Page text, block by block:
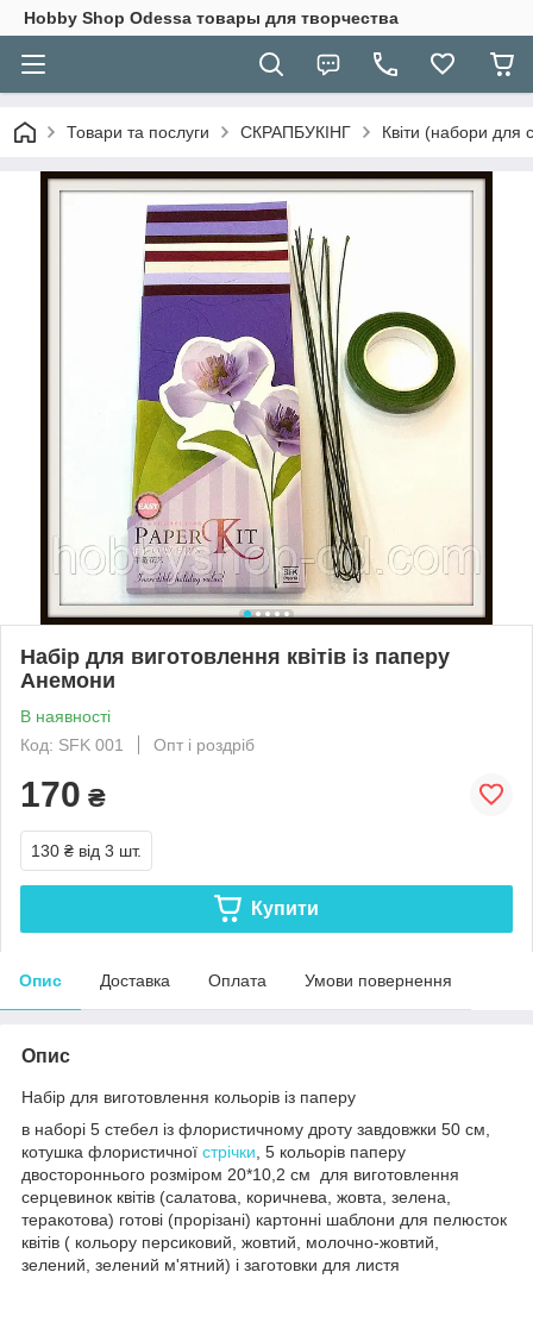
Hobbу Shop Odessa товары для творчества
Товари та послуги СКРАПБУКІНГ Квіти (набори для
Набір для виготовлення квітів із паперу
Анемони
В наявності
Код: SFK 001
Опт і роздріб
170 ₴
130 ₴ від 3 шт.
Купити
Опис Доставка Оплата Умови повернення
Опис
Набір для виготовлення кольорів із паперу
в наборі 5 стебел із флористичному дроту завдовжки 50 см,
котушка флористичної стрічки , 5 кольорів паперу
двостороннього розміром 20*10,2 см для виготовлення
серцевинок квітів (салатова, коричнева, жовта, зелена,
теракотова) готові (прорізані) картонні шаблони для пелюсток
квітів ( кольору персиковий, жовтий, молочно-жовтий,
зелений, зелений м'ятний) і заготовки для листя